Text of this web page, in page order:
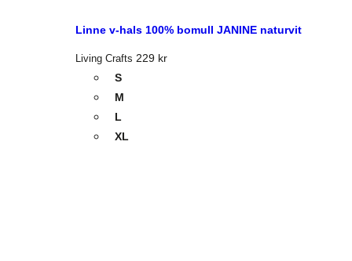
Linne v-hals 100% bomull JANINE naturvit
Living Crafts 229 kr
S
M
L
XL